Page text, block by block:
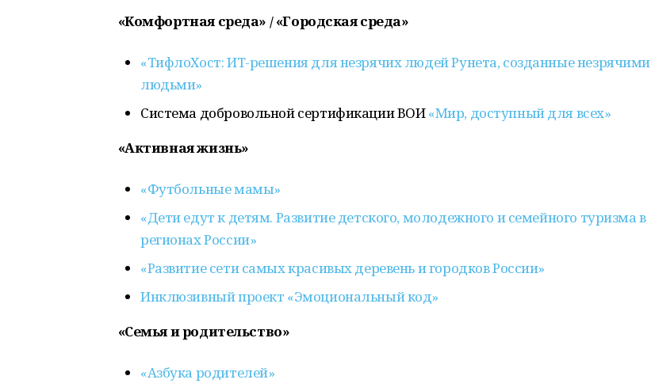
«Комфортная среда» / «Городская среда»
«ТифлоХост: ИТ-решения для незрячих людей Рунета, созданные незрячими
людьми»
Система добровольной сертификации ВОИ«Мир, доступный для всех»
«Активная жизнь»
«Футбольные мамы»
«Дети едут к детям. Развитие детского, молодежного и семейного туризма в
регионах России»
«Развитие сети самых красивых деревень и городков России»
Инклюзивный проект «Эмоциональный код»
«Семья и родительство»
«Азбука родителей»